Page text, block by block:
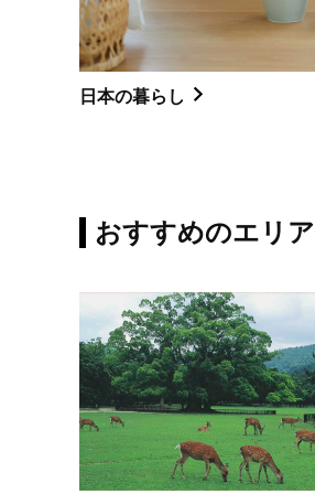
日本の暮らし
おすすめのエリア